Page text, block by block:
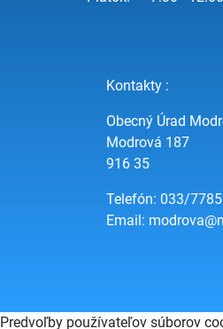
Kontakty :
Obecný Úrad
Modrová 187
916 35
Telefón: 033/
Email:
Predvoľby používateľov súborov